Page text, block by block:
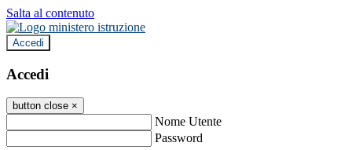
Salta al contenuto
Accedi
Accedi
button close ×
Nome Utente
Password